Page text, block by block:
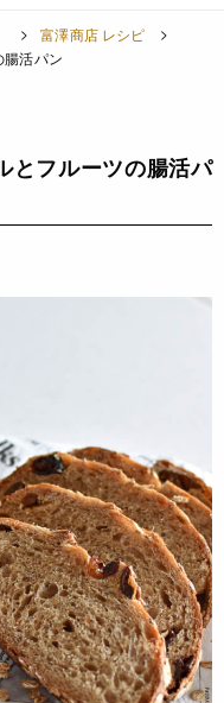
富澤商店 レシピ
活パン
フルーツの腸活パ